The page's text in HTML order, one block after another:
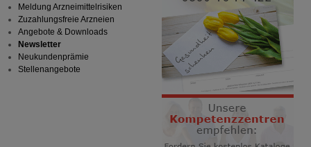
Meldung Arzneimittelrisiken
Zuzahlungsfreie Arzneien
Angebote & Downloads
Newsletter
Neukundenprämie
Stellenangebote